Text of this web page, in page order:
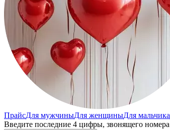
ПрайсДля мужчиныДля женщиныДля мальчика
Введите последние 4 цифры, звонящего номера